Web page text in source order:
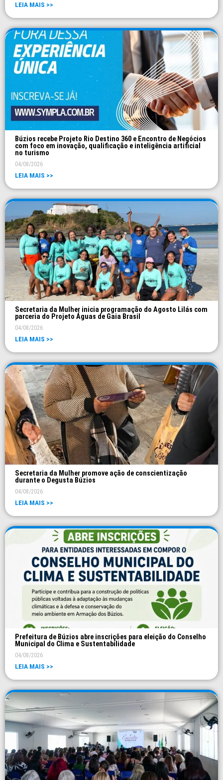
LEIA MAIS >>
Búzios recebe Projeto Rio Destino 360 e Encontro de Negócios
com foco em inovação, qualificação e inteligência artificial
no turismo
04/08/2026
LEIA MAIS >>
Secretaria da Mulher inicia programação do Agosto Lilás com
parceria do Projeto Águas de Gaia Brasil
04/08/2026
LEIA MAIS >>
Secretaria da Mulher promove ação de conscientização
durante o Degusta Búzios
04/08/2026
LEIA MAIS >>
Prefeitura de Búzios abre inscrições para eleição do Conselho
Municipal do Clima e Sustentabilidade
04/08/2026
LEIA MAIS >>